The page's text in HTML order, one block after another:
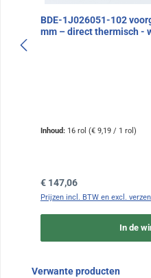
BDE-1J026051-102
mm – direct thermisch -
Inhoud: 16 rol (€ 9,19 / 1 rol)
Normale prijs:
€ 147,06
Prijzen incl. BTW en excl.
In de
Sla de afbeeldingengalerij over
Verwante producten